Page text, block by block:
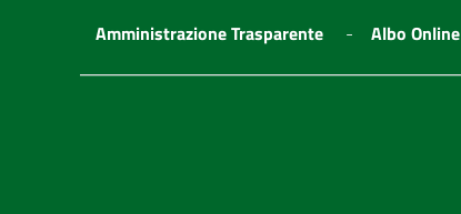
Amministrazione Trasparente Albo Online